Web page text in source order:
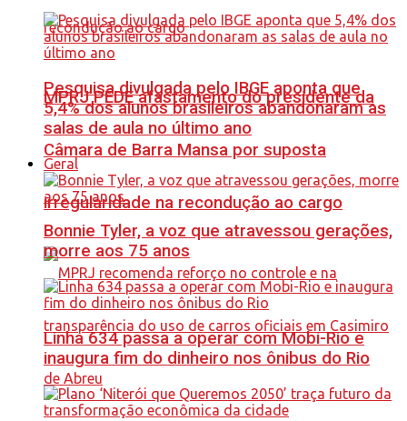
MPRJ PEDE afastamento do presidente da
Câmara de Barra Mansa por suposta
irregularidade na recondução ao cargo
Pesquisa divulgada pelo IBGE aponta que
5,4% dos alunos brasileiros abandonaram as
salas de aula no último ano
Geral
Bonnie Tyler, a voz que atravessou gerações,
morre aos 75 anos
Linha 634 passa a operar com Mobi-Rio e
inaugura fim do dinheiro nos ônibus do Rio